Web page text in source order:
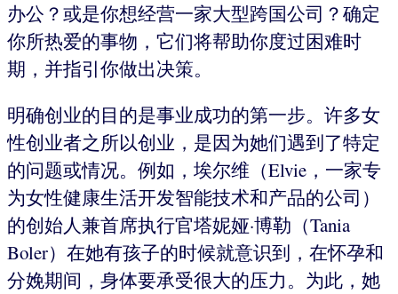
办公？或是你想经营一家大型跨国公司？确定
你所热爱的事物，它们将帮助你度过困难时
期，并指引你做出决策。
明确创业的目的是事业成功的第一步。许多女
性创业者之所以创业，是因为她们遇到了特定
的问题或情况。例如，埃尔维（Elvie，一家专
为女性健康生活开发智能技术和产品的公司）
的创始人兼首席执行官塔妮娅·博勒（Tania
Boler）在她有孩子的时候就意识到，在怀孕和
分娩期间，身体要承受很大的压力。为此，她